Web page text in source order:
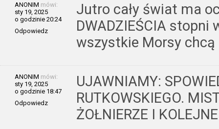
ANONIM mówi:
sty 19, 2025
o godzinie 20:24
Odpowiedz
Jutro cały świat ma
DWADZIEŚCIA stopni
wszystkie Morsy chcą
ANONIM mówi:
sty 19, 2025
o godzinie 18:47
Odpowiedz
UJAWNIAMY:
RUTKOWSKIEGO.
ŻOŁNIERZE I